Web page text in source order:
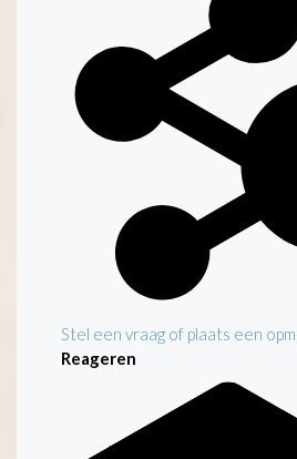
Stel een vraag of plaats een
Reageren